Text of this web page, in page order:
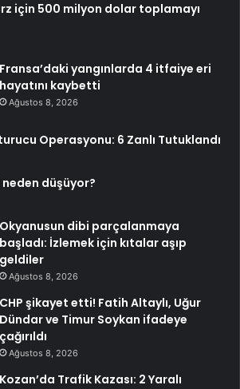
için 500 milyon dolar toplamayı
Fransa’daki yangınlarda 4 itfaiye eri
hayatını kaybetti
Ağustos 8, 2026
Operasyonu: 6 Zanlı Tutuklandı
neden düşüyor?
Okyanusun dibi parçalanmaya
başladı: İzlemek için kıtalar aşıp
geldiler
Ağustos 8, 2026
CHP şikayet etti! Fatih Altaylı, Uğur
Dündar ve Timur Soykan ifadeye
çağırıldı
Ağustos 8, 2026
Kozan’da Trafik Kazası: 2 Yaralı